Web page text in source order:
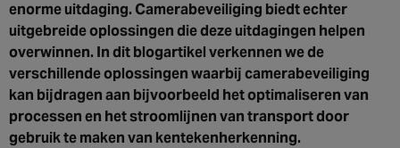
NORTH AMERICA
Canada
enorme uitdaging. Camerabeveiliging biedt echter
uitgebreide oplossingen die deze uitdagingen helpen
overwinnen. In dit blogartikel verkennen we de
verschillende oplossingen waarbij camerabeveiliging
kan bijdragen aan bijvoorbeeld het optimaliseren van
processen en het stroomlijnen van transport door
gebruik te maken van kentekenherkenning.